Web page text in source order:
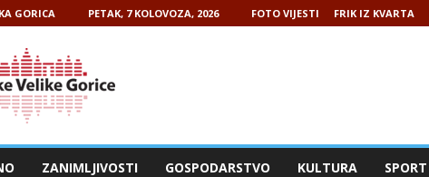
GORICA PETAK, 7 KOLOVOZA, 2026 FOTO VIJESTI FRIK IZ KVARTA
ZANIMLJIVOSTI GOSPODARSTVO KULTURA SPORT